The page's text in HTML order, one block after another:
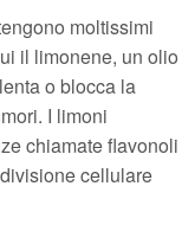
moltissimi
il limonene, un olio
o blocca la
I limoni
chiamate flavonoli
cellulare